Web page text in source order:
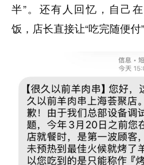
半”。还有人回忆，自己
饭，店长直接让“吃完随便付”